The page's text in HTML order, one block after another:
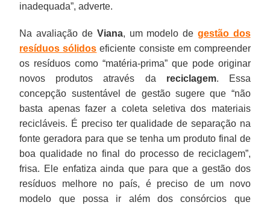
inadequada”, adverte.
Na avaliação de Viana, um modelo de gestão dos
resíduos sólidos eficiente consiste em compreender
os resíduos como “matéria-prima” que pode originar
novos produtos através da reciclagem. Essa
concepção sustentável de gestão sugere que “não
basta apenas fazer a coleta seletiva dos materiais
recicláveis. É preciso ter qualidade de separação na
fonte geradora para que se tenha um produto final de
boa qualidade no final do processo de reciclagem”,
frisa. Ele enfatiza ainda que para que a gestão dos
resíduos melhore no país, é preciso de um novo
modelo que possa ir além dos consórcios que